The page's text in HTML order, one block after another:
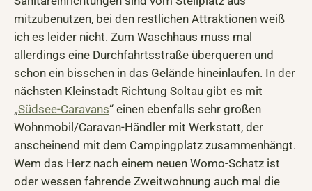
mitzubenutzen, bei den restlichen Attraktionen weiß
ich es leider nicht. Zum Waschhaus muss mal
allerdings eine Durchfahrtsstraße überqueren und
schon ein bisschen in das Gelände hineinlaufen. In der
nächsten Kleinstadt Richtung Soltau gibt es mit
„Südsee-Caravans“ einen ebenfalls sehr großen
Wohnmobil/Caravan-Händler mit Werkstatt, der
anscheinend mit dem Campingplatz zusammenhängt.
Wem das Herz nach einem neuen Womo-Schatz ist
oder wessen fahrende Zweitwohnung auch mal die